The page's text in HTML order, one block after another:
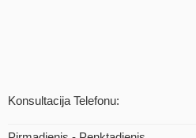
Konsultacija Telefonu: